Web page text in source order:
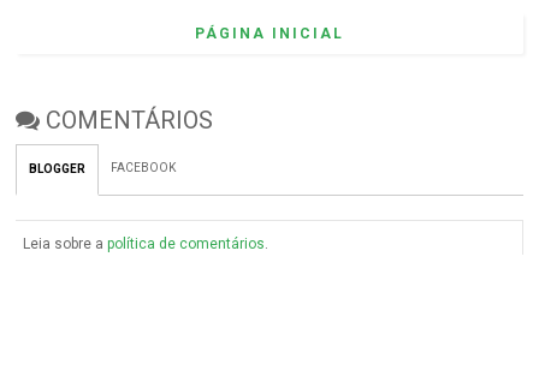
PÁGINA INICIAL
COMENTÁRIOS
BLOGGER FACEBOOK
Leia sobre apolítica de comentários